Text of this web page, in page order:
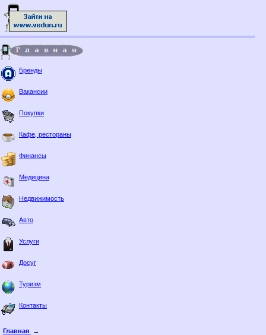
Бренды
Вакансии
Покупки
Кафе, рестораны
Финансы
Медицина
Недвижимость
Авто
Услуги
Досуг
Туризм
Контакты
Главная
→